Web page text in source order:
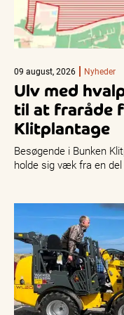
09 august, 2026 Nyheder
Ulv med
til at fraråde
Klitplantage
Besøgende i Bunken
holde sig væk fra en